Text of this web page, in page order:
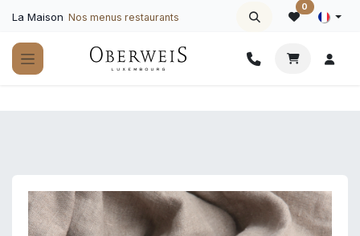
La Maison Nos menus restaurants
0